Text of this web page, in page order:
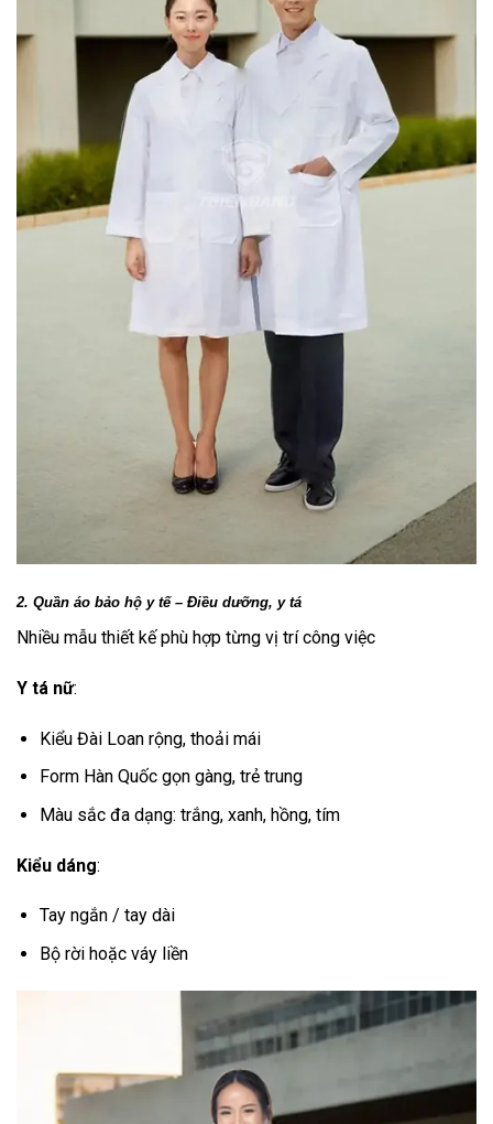
2. Quần áo bảo hộ y tế – Điều dưỡng, y tá
Nhiều mẫu thiết kế phù hợp từng vị trí công việc
Y tá nữ:
Kiểu Đài Loan rộng, thoải mái
Form Hàn Quốc gọn gàng, trẻ trung
Màu sắc đa dạng: trắng, xanh, hồng, tím
Kiểu dáng:
Tay ngắn / tay dài
Bộ rời hoặc váy liền